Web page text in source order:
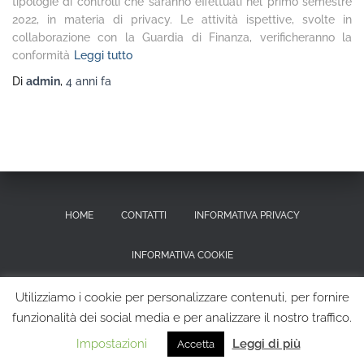
2022, in materia di privacy. Le attività ispettive, svolte in
collaborazione con la Guardia di Finanza, verificheranno la
conformità Leggi tutto
Di admin, 4 anni fa
HOME CONTATTI INFORMATIVA PRIVACY
INFORMATIVA COOKIE
RICHIESTA CANCELLAZIONE DEI DATI PERSONALI
Hestia | Sviluppato daThemeIsle
Utilizziamo i cookie per personalizzare contenuti, per fornire
funzionalità dei social media e per analizzare il nostro traffico.
Impostazioni
Accetta Leggi di più